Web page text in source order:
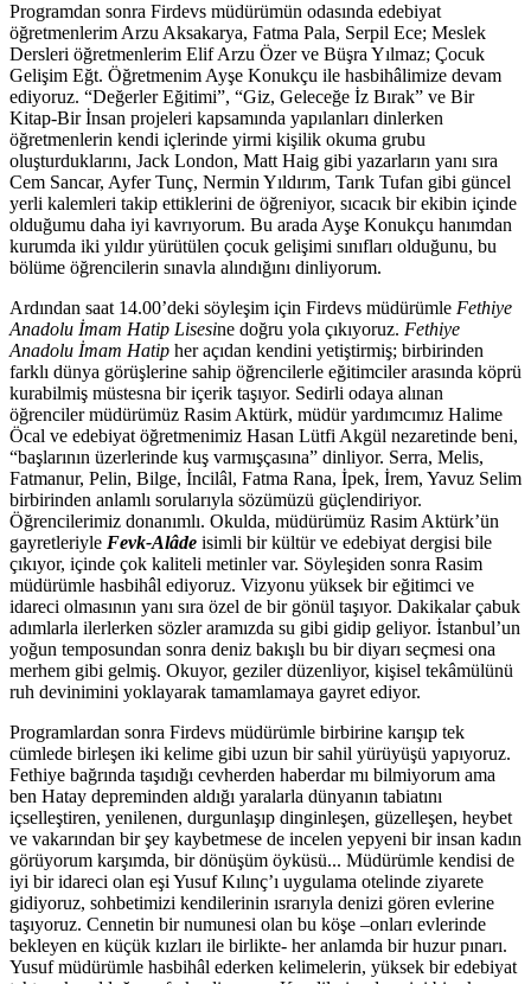
Programdan sonra Firdevs müdürümün odasında edebiyat
öğretmenlerim Arzu Aksakarya, Fatma Pala, Serpil Ece; Meslek
Dersleri öğretmenlerim Elif Arzu Özer ve Büşra Yılmaz; Çocuk
Gelişim Eğt. Öğretmenim Ayşe Konukçu ile hasbihâlimize devam
ediyoruz. “Değerler Eğitimi”, “Giz, Geleceğe İz Bırak” ve Bir
Kitap-Bir İnsan projeleri kapsamında yapılanları dinlerken
öğretmenlerin kendi içlerinde yirmi kişilik okuma grubu
oluşturduklarını, Jack London, Matt Haig gibi yazarların yanı sıra
Cem Sancar, Ayfer Tunç, Nermin Yıldırım, Tarık Tufan gibi güncel
yerli kalemleri takip ettiklerini de öğreniyor, sıcacık bir ekibin içinde
olduğumu daha iyi kavrıyorum. Bu arada Ayşe Konukçu hanımdan
kurumda iki yıldır yürütülen çocuk gelişimi sınıfları olduğunu, bu
bölüme öğrencilerin sınavla alındığını dinliyorum.
Ardından saat 14.00’deki söyleşim için Firdevs müdürümle Fethiye
Anadolu İmam Hatip Lisesine doğru yola çıkıyoruz. Fethiye
Anadolu İmam Hatip her açıdan kendini yetiştirmiş; birbirinden
farklı dünya görüşlerine sahip öğrencilerle eğitimciler arasında köprü
kurabilmiş müstesna bir içerik taşıyor. Sedirli odaya alınan
öğrenciler müdürümüz Rasim Aktürk, müdür yardımcımız Halime
Öcal ve edebiyat öğretmenimiz Hasan Lütfi Akgül nezaretinde beni,
“başlarının üzerlerinde kuş varmışçasına” dinliyor. Serra, Melis,
Fatmanur, Pelin, Bilge, İncilâl, Fatma Rana, İpek, İrem, Yavuz Selim
birbirinden anlamlı sorularıyla sözümüzü güçlendiriyor.
Öğrencilerimiz donanımlı. Okulda, müdürümüz Rasim Aktürk’ün
gayretleriyle Fevk-Alâde isimli bir kültür ve edebiyat dergisi bile
çıkıyor, içinde çok kaliteli metinler var. Söyleşiden sonra Rasim
müdürümle hasbihâl ediyoruz. Vizyonu yüksek bir eğitimci ve
idareci olmasının yanı sıra özel de bir gönül taşıyor. Dakikalar çabuk
adımlarla ilerlerken sözler aramızda su gibi gidip geliyor. İstanbul’un
yoğun temposundan sonra deniz bakışlı bu bir diyarı seçmesi ona
merhem gibi gelmiş. Okuyor, geziler düzenliyor, kişisel tekâmülünü
ruh devinimini yoklayarak tamamlamaya gayret ediyor.
Programlardan sonra Firdevs müdürümle birbirine karışıp tek
cümlede birleşen iki kelime gibi uzun bir sahil yürüyüşü yapıyoruz.
Fethiye bağrında taşıdığı cevherden haberdar mı bilmiyorum ama
ben Hatay depreminden aldığı yaralarla dünyanın tabiatını
içselleştiren, yenilenen, durgunlaşıp dinginleşen, güzelleşen, heybet
ve vakarından bir şey kaybetmese de incelen yepyeni bir insan kadın
görüyorum karşımda, bir dönüşüm öyküsü... Müdürümle kendisi de
iyi bir idareci olan eşi Yusuf Kılınç’ı uygulama otelinde ziyarete
gidiyoruz, sohbetimizi kendilerinin ısrarıyla denizi gören evlerine
taşıyoruz. Cennetin bir numunesi olan bu köşe –onları evlerinde
bekleyen en küçük kızları ile birlikte- her anlamda bir huzur pınarı.
Yusuf müdürümle hasbihâl ederken kelimelerin, yüksek bir edebiyat